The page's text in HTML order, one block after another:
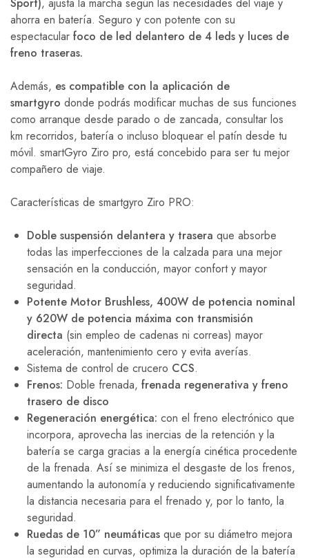
Sport), ajusta la marcha según las necesidades del viaje y
ahorra en batería. Seguro y con potente con su
espectacular foco de led delantero de 4 leds y luces de
freno traseras.
Además, es compatible con la aplicación de
smartgyro donde podrás modificar muchas de sus funciones
como arranque desde parado o de zancada, consultar los
km recorridos, batería o incluso bloquear el patín desde tu
móvil. smartGyro Ziro pro, está concebido para ser tu mejor
compañero de viaje.
Características de smartgyro Ziro PRO:
Doble suspensión delantera y trasera que absorbe
todas las imperfecciones de la calzada para una mejor
sensación en la conducción, mayor confort y mayor
seguridad.
Potente Motor Brushless, 400W de potencia nominal
y 620W de potencia máxima con transmisión
directa (sin empleo de cadenas ni correas) mayor
aceleración, mantenimiento cero y evita averías.
Sistema de control de crucero CCS.
Frenos: Doble frenada, frenada regenerativa y freno
trasero de disco
Regeneración energética: con el freno electrónico que
incorpora, aprovecha las inercias de la retención y la
batería se carga gracias a la energía cinética procedente
de la frenada. Así se minimiza el desgaste de los frenos,
aumentando la autonomía y reduciendo significativamente
la distancia necesaria para el frenado y, por lo tanto, la
seguridad.
Ruedas de 10” neumáticas que por su diámetro mejora
la seguridad en curvas, optimiza la duración de la batería